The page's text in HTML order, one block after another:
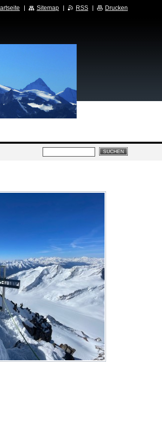
Sitemap RSS Drucken